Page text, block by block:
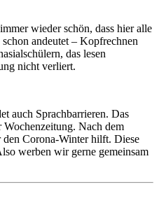
wieder schön, dass hier alle
andeutet – Kopfrechnen
das lesen
nicht verliert.
auch Sprachbarrieren. Das
Nach dem
den Corona-Winter hilft. Diese
werben wir gerne gemeinsam